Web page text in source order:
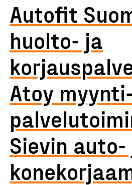
Autofit
huolto- ja
Atoy
Sievin auto-